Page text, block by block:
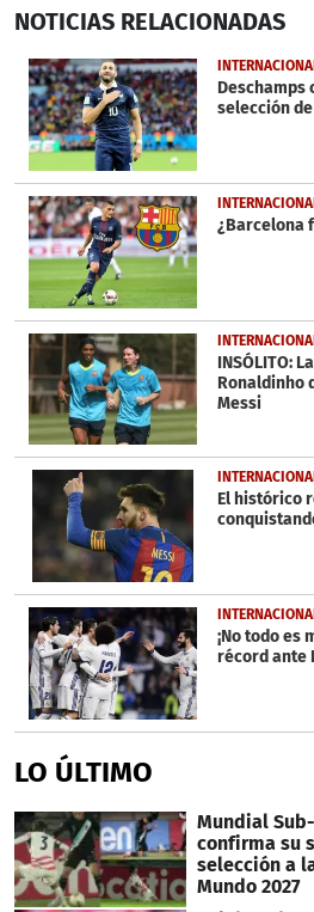
seconds
29
seconds
NOTICIAS RELACIONADAS
Deschamps
selección
¿Barcelona
INSÓLITO:
Ronaldinho
Messi
El histórico
¡No todo es
récord ante
LO ÚLTIMO
Mundial
confirma su
selección a
Mundo 2027